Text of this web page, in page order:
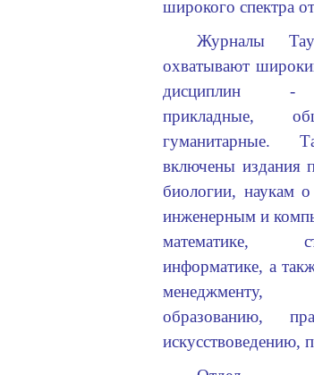
широкого спектра
Журналы
охватывают
дисциплин -
прикладные,
гуманитарные.
включены издания
биологии, наукам
инженерным и
математике,
информатике, а
менеджменту,
образованию,
искусствоведению,